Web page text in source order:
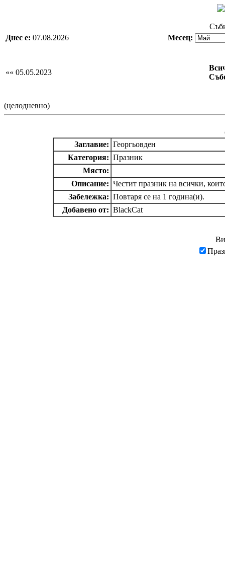
Днес е: 07.08.2026 Месец:
«« 05.05.2023
(целодневно)
Заглавие: Георгьовден
Категория: Празник
Място:
Описание: Честит празник на всички,
Забележка: Повтаря се на 1 година(и).
Добавено от: BlackCat